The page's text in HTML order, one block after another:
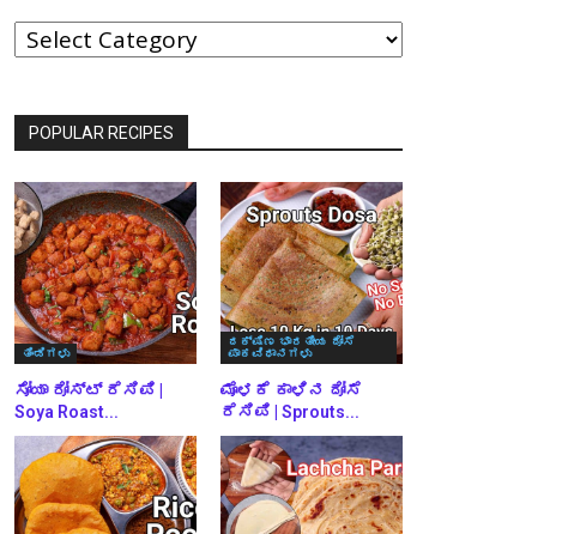
ವರ್ಗಗಳ
ಪ್ರಕಾರ
ಬ್ರೌಸ್
POPULAR RECIPES
ತಿಂಡಿಗಳು
ಸೋಯಾ ರೋಸ್ಟ್ ರೆಸಿಪಿ |
Soya Roast...
ದಕ್ಷಿಣ ಭಾರತೀಯ ದೋಸೆ
ಪಾಕವಿಧಾನಗಳು
ಮೊಳಕೆ ಕಾಳಿನ ದೋಸೆ
ರೆಸಿಪಿ | Sprouts...